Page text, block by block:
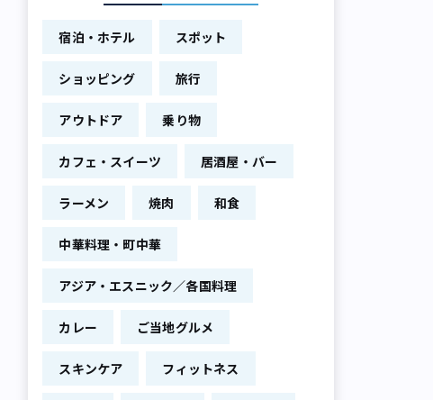
宿泊・ホテル スポット
ショッピング 旅行
アウトドア 乗り物
カフェ・スイーツ 居酒屋・バー
ラーメン 焼肉 和食
中華料理・町中華
アジア・エスニック／各国料理
カレー ご当地グルメ
スキンケア フィットネス